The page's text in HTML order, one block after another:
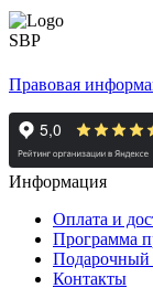
Правовая
Информация
Оплата и
Программа
Подарочный
Контакты